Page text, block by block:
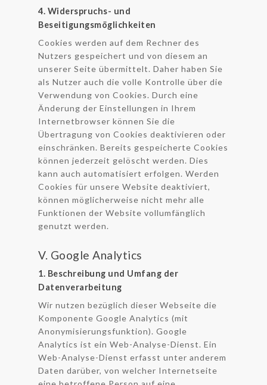
4. Widerspruchs- und
Beseitigungsmöglichkeiten
Cookies werden auf dem Rechner des
Nutzers gespeichert und von diesem an
unserer Seite übermittelt. Daher haben Sie
als Nutzer auch die volle Kontrolle über die
Verwendung von Cookies. Durch eine
Änderung der Einstellungen in Ihrem
Internetbrowser können Sie die
Übertragung von Cookies deaktivieren oder
einschränken. Bereits gespeicherte Cookies
können jederzeit gelöscht werden. Dies
kann auch automatisiert erfolgen. Werden
Cookies für unsere Website deaktiviert,
können möglicherweise nicht mehr alle
Funktionen der Website vollumfänglich
genutzt werden.
V. Google Analytics
1. Beschreibung und Umfang der
Datenverarbeitung
Wir nutzen bezüglich dieser Webseite die
Komponente Google Analytics (mit
Anonymisierungsfunktion). Google
Analytics ist ein Web-Analyse-Dienst. Ein
Web-Analyse-Dienst erfasst unter anderem
Daten darüber, von welcher Internetseite